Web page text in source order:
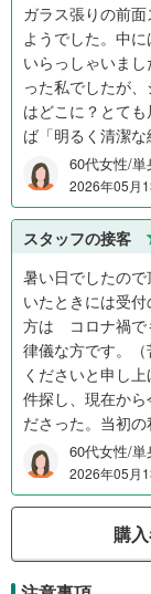
ガラス張りの前
ようでした。中
いらっしゃいま
った私でしたが
はどこに？とて
ば「明るく清潔な
60代女性/単
2026年05月
スタッフの接客
暑い日でしたの
いたときには受
方は コロナ禍で
律儀な方です。
くださいと申し
件探し、現在か
ださった。当初の
60代女性/単
2026年05月
購